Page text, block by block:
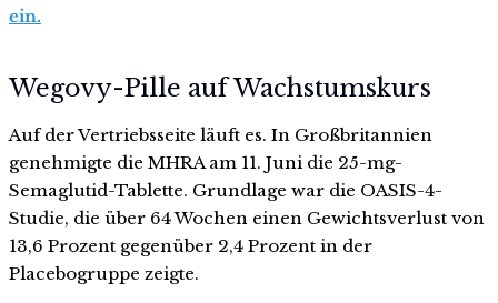
ein.
Wegovy-Pille auf Wachstumskurs
Auf der Vertriebsseite läuft es. In Großbritannien
genehmigte die MHRA am 11. Juni die 25-mg-
Semaglutid-Tablette. Grundlage war die OASIS-4-
Studie, die über 64 Wochen einen Gewichtsverlust von
13,6 Prozent gegenüber 2,4 Prozent in der
Placebogruppe zeigte.